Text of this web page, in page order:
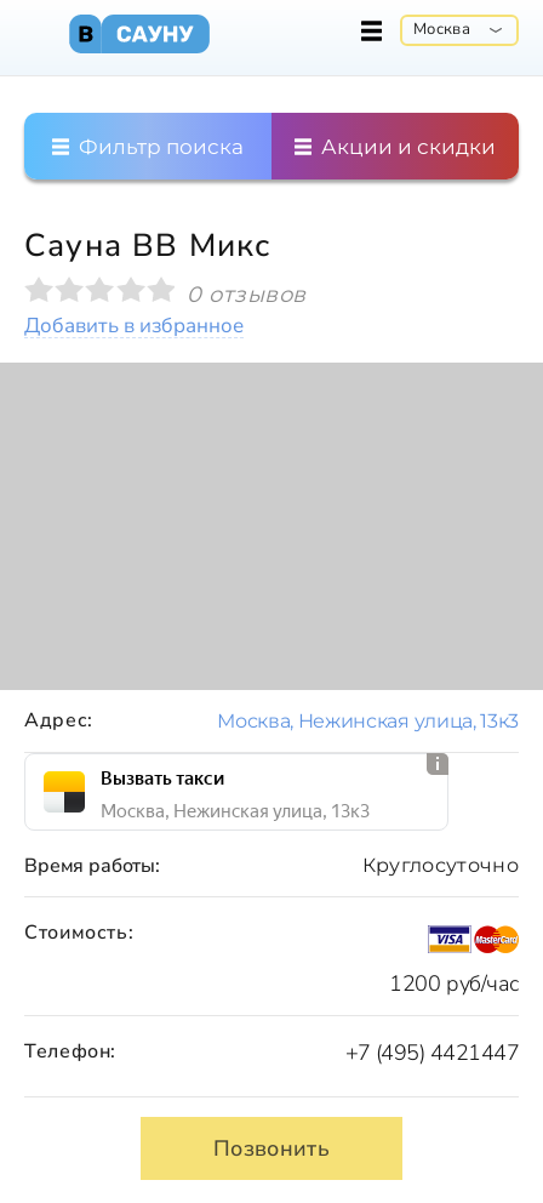
Москва
Фильтр поиска Акции и скидки
Сауна ВВ Микс
0 отзывов
Добавить в избранное
Стоимость:
1200 руб/час
Время работы: Круглосуточно
Телефон: +7 (495) 4421447
Позвонить
Адрес: Москва, Нежинская улица, 13к3
Вызвать такси
Москва, Нежинская улица, 13к3